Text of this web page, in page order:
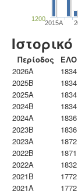
2015A
1200
Ιστορικό
Περίοδος ΕΛΟ
2026A
1834
2025B
1834
2025A
1834
2024B
1834
2024A
1836
2023B
1836
2023Α
1872
2022B
1871
2022A
1832
2021B
1772
2021A
1772